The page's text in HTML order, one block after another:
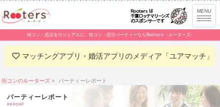
街コン・恋活をカジュアルに。街コン・恋活パーティーならRooters -ルーターズ-
マッチングアプリ・婚活アプリのメディア「ユアマッチ」
街コンのルーターズ パーティーレポート
パーティーレポート
REPORT